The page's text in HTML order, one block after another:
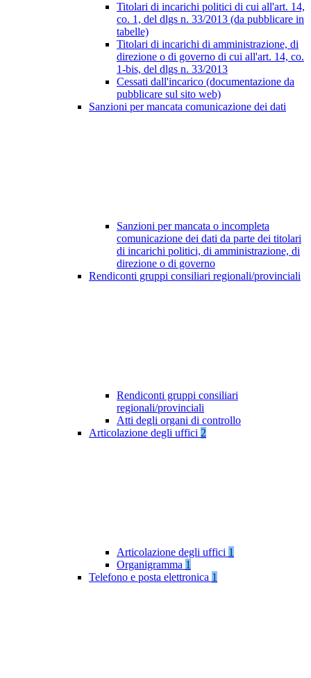
Titolari di incarichi politici di cui all'art. 14,
co. 1, del dlgs n. 33/2013 (da pubblicare in
tabelle)
Titolari di incarichi di amministrazione, di
direzione o di governo di cui all'art. 14, co.
1-bis, del dlgs n. 33/2013
Cessati dall'incarico (documentazione da
pubblicare sul sito web)
Sanzioni per mancata comunicazione dei dati
Sanzioni per mancata o incompleta
comunicazione dei dati da parte dei titolari
di incarichi politici, di amministrazione, di
direzione o di governo
Rendiconti gruppi consiliari regionali/provinciali
Rendiconti gruppi consiliari
regionali/provinciali
Atti degli organi di controllo
Articolazione degli uffici 2
Articolazione degli uffici 1
Organigramma 1
Telefono e posta elettronica 1